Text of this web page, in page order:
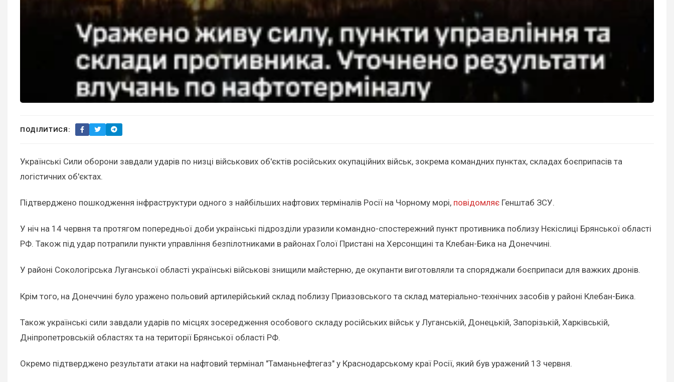
ПОДІЛИТИСЯ:
Українські Сили оборони завдали ударів по низці військових об'єктів російських окупаційних військ, зокрема командних пунктах, складах боєприпасів та
логістичних об'єктах.
Підтверджено пошкодження інфраструктури одного з найбільших нафтових терміналів Росії на Чорному морі, повідомляє Генштаб ЗСУ.
У ніч на 14 червня та протягом попередньої доби українські підрозділи уразили командно-спостережний пункт противника поблизу Нєкіслиці Брянської області
РФ. Також під удар потрапили пункти управління безпілотниками в районах Голої Пристані на Херсонщині та Клебан-Бика на Донеччині.
У районі Сокологірська Луганської області українські військові знищили майстерню, де окупанти виготовляли та споряджали боєприпаси для важких дронів.
Крім того, на Донеччині було уражено польовий артилерійський склад поблизу Приазовського та склад матеріально-технічних засобів у районі Клебан-Бика.
Також українські сили завдали ударів по місцях зосередження особового складу російських військ у Луганській, Донецькій, Запорізькій, Харківській,
Дніпропетровській областях та на території Брянської області РФ.
Окремо підтверджено результати атаки на нафтовий термінал "Таманьнефтегаз" у Краснодарському краї Росії, який був уражений 13 червня.